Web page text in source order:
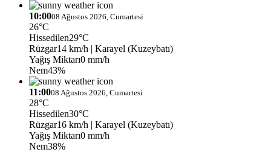
10:0008 Ağustos 2026, Cumartesi
26°C
Hissedilen29°C
Rüzgar14 km/h | Karayel (Kuzeybatı)
Yağış Miktarı0 mm/h
Nem43%
11:0008 Ağustos 2026, Cumartesi
28°C
Hissedilen30°C
Rüzgar16 km/h | Karayel (Kuzeybatı)
Yağış Miktarı0 mm/h
Nem38%